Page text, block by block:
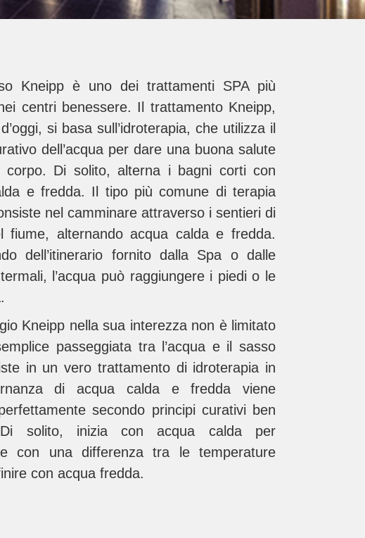
Kneipp è uno dei trattamenti SPA più
centri benessere. Il trattamento Kneipp,
si basa sull’idroterapia, che utilizza il
dell’acqua per dare una buona salute
corpo. Di solito, alterna i bagni corti con
e fredda. Il tipo più comune di terapia
nel camminare attraverso i sentieri di
fiume, alternando acqua calda e fredda.
dell’itinerario fornito dalla Spa o dalle
l’acqua può raggiungere i piedi o le
Kneipp nella sua interezza non è limitato
passeggiata tra l’acqua e il sasso
in un vero trattamento di idroterapia in
di acqua calda e fredda viene
secondo principi curativi ben
solito, inizia con acqua calda per
con una differenza tra le temperature
con acqua fredda.